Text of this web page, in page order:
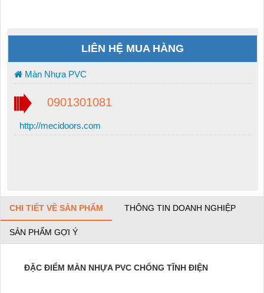
LIÊN HỆ MUA HÀNG
Màn Nhựa PVC
0901301081
http://mecidoors.com
CHI TIẾT VỀ SẢN PHẨM THÔNG TIN DOANH NGHIỆP
SẢN PHẨM GỢI Ý
ĐẶC ĐIỂM MÀN NHỰA PVC CHỐNG TĨNH ĐIỆN